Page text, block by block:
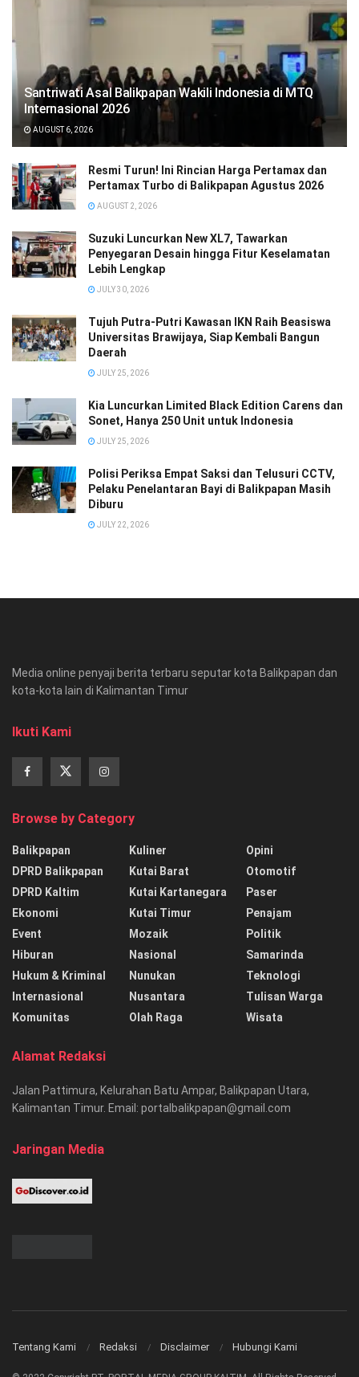
Santriwati Asal Balikpapan Wakili Indonesia di MTQ
Internasional 2026
AUGUST 6, 2026
Resmi Turun! Ini Rincian Harga Pertamax dan
Pertamax Turbo di Balikpapan Agustus 2026
AUGUST 2, 2026
Suzuki Luncurkan New XL7, Tawarkan
Penyegaran Desain hingga Fitur Keselamatan
Lebih Lengkap
JULY 30, 2026
Tujuh Putra-Putri Kawasan IKN Raih Beasiswa
Universitas Brawijaya, Siap Kembali Bangun
Daerah
JULY 25, 2026
Kia Luncurkan Limited Black Edition Carens dan
Sonet, Hanya 250 Unit untuk Indonesia
JULY 25, 2026
Polisi Periksa Empat Saksi dan Telusuri CCTV,
Pelaku Penelantaran Bayi di Balikpapan Masih
Diburu
JULY 22, 2026
Media online penyaji berita terbaru seputar kota Balikpapan dan
kota-kota lain di Kalimantan Timur
Ikuti Kami
Browse by Category
Balikpapan
DPRD Balikpapan
DPRD Kaltim
Ekonomi
Event
Hiburan
Hukum & Kriminal
Internasional
Komunitas
Kuliner
Kutai Barat
Kutai Kartanegara
Kutai Timur
Mozaik
Nasional
Nunukan
Nusantara
Olah Raga
Opini
Otomotif
Paser
Penajam
Politik
Samarinda
Teknologi
Tulisan Warga
Wisata
Alamat Redaksi
Jalan Pattimura, Kelurahan Batu Ampar, Balikpapan Utara,
Kalimantan Timur. Email: portalbalikpapan@gmail.com
Jaringan Media
Tentang Kami Redaksi Disclaimer Hubungi Kami